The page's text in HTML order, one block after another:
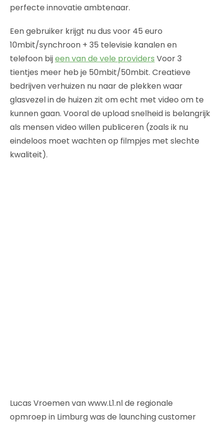
perfecte innovatie ambtenaar.
Een gebruiker krijgt nu dus voor 45 euro
10mbit/synchroon + 35 televisie kanalen en
telefoon bijeen van de vele providers Voor 3
tientjes meer heb je 50mbit/50mbit. Creatieve
bedrijven verhuizen nu naar de plekken waar
glasvezel in de huizen zit om echt met video om te
kunnen gaan. Vooral de upload snelheid is belangrijk
als mensen video willen publiceren (zoals ik nu
eindeloos moet wachten op filmpjes met slechte
kwaliteit).
Lucas Vroemen van www.L1.nl de regionale
opmroep in Limburg was de launching customer